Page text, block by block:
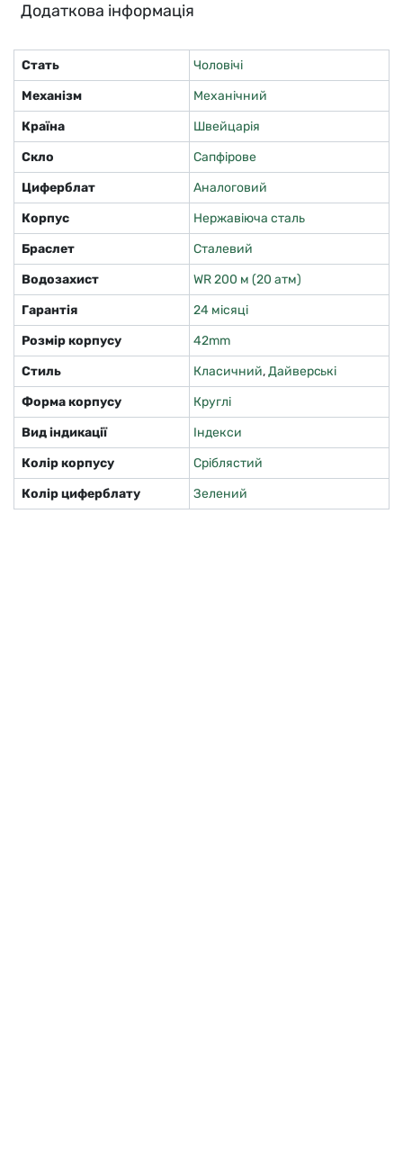
Додаткова інформація
Стать
Чоловічі
Механізм
Механічний
Країна
Швейцарія
Скло
Сапфірове
Циферблат
Аналоговий
Корпус
Нержавіюча сталь
Браслет
Сталевий
Водозахист
WR 200 м (20 атм)
Гарантія
24 місяці
Розмір корпусу
42mm
Стиль
Класичний,Дайверські
Форма корпусу
Круглі
Вид індикації
Індекси
Колір корпусу
Сріблястий
Колір циферблату
Зелений